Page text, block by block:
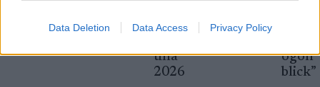
Data Deletion Data Access Privacy Policy
en
Milan
tina
2026
ögon
blick”